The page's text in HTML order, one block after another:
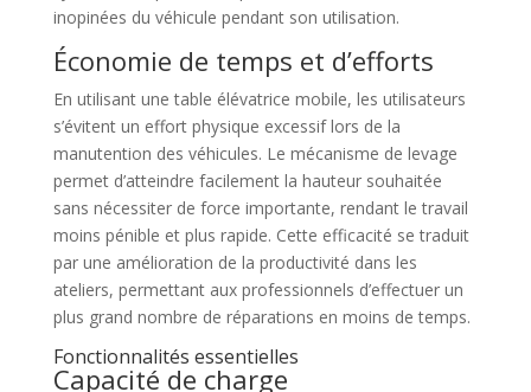
inopinées du véhicule pendant son utilisation.
Économie de temps et d’efforts
En utilisant une table élévatrice mobile, les utilisateurs
s’évitent un effort physique excessif lors de la
manutention des véhicules. Le mécanisme de levage
permet d’atteindre facilement la hauteur souhaitée
sans nécessiter de force importante, rendant le travail
moins pénible et plus rapide. Cette efficacité se traduit
par une amélioration de la productivité dans les
ateliers, permettant aux professionnels d’effectuer un
plus grand nombre de réparations en moins de temps.
Fonctionnalités essentielles
Capacité de charge